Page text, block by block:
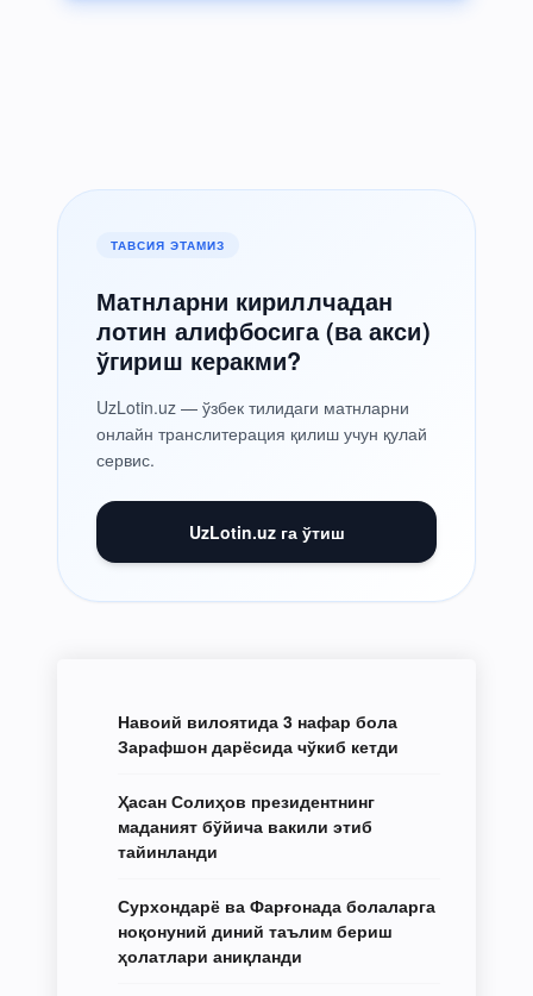
ТАВСИЯ ЭТАМИЗ
Матнларни кириллчадан
лотин алифбосига (ва акси)
ўгириш керакми?
UzLotin.uz — ўзбек тилидаги матнларни
онлайн транслитерация қилиш учун қулай
сервис.
UzLotin.uz га ўтиш
Навоий вилоятида 3 нафар бола
Зарафшон дарёсида чўкиб кетди
Ҳасан Солиҳов президентнинг
маданият бўйича вакили этиб
тайинланди
Сурхондарё ва Фарғонада болаларга
ноқонуний диний таълим бериш
ҳолатлари аниқланди